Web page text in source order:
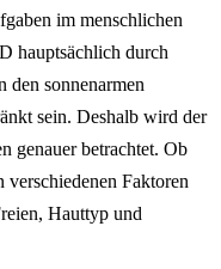
im menschlichen
hauptsächlich durch
den sonnenarmen
sein. Deshalb wird der
genauer betrachtet. Ob
Faktoren
Hauttyp und